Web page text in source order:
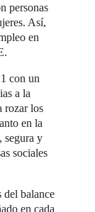
personas
Así,
en
con un
a la
rozar los
en la
segura y
sociales
del balance
en cada